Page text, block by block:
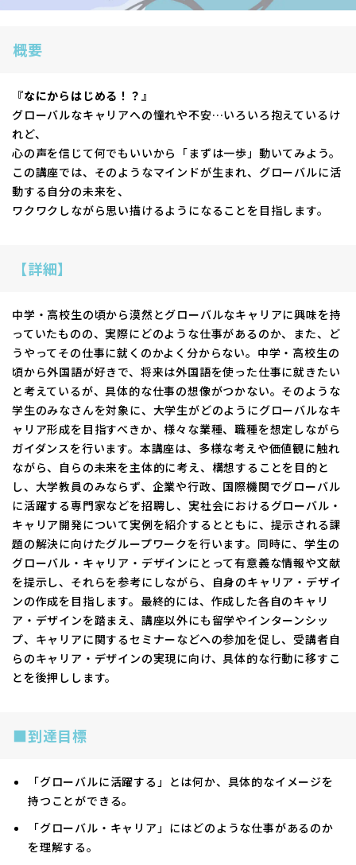
概要
『なにからはじめる！？』
グローバルなキャリアへの憧れや不安…いろいろ抱えているけ
れど、
心の声を信じて何でもいいから「まずは一歩」動いてみよう。
この講座では、そのようなマインドが生まれ、グローバルに活
動する自分の未来を、
ワクワクしながら思い描けるようになることを目指します。
【詳細】
中学・高校生の頃から漠然とグローバルなキャリアに興味を持
っていたものの、実際にどのような仕事があるのか、また、ど
うやってその仕事に就くのかよく分からない。中学・高校生の
頃から外国語が好きで、将来は外国語を使った仕事に就きたい
と考えているが、具体的な仕事の想像がつかない。そのような
学生のみなさんを対象に、大学生がどのようにグローバルなキ
ャリア形成を目指すべきか、様々な業種、職種を想定しながら
ガイダンスを行います。本講座は、多様な考えや価値観に触れ
ながら、自らの未来を主体的に考え、構想することを目的と
し、大学教員のみならず、企業や行政、国際機関でグローバル
に活躍する専門家などを招聘し、実社会におけるグローバル・
キャリア開発について実例を紹介するとともに、提示される課
題の解決に向けたグループワークを行います。同時に、学生の
グローバル・キャリア・デザインにとって有意義な情報や文献
を提示し、それらを参考にしながら、自身のキャリア・デザイ
ンの作成を目指します。最終的には、作成した各自のキャリ
ア・デザインを踏まえ、講座以外にも留学やインターンシッ
プ、キャリアに関するセミナーなどへの参加を促し、受講者自
らのキャリア・デザインの実現に向け、具体的な行動に移すこ
とを後押しします。
■到達目標
「グローバルに活躍する」とは何か、具体的なイメージを
持つことができる。
「グローバル・キャリア」にはどのような仕事があるのか
を理解する。